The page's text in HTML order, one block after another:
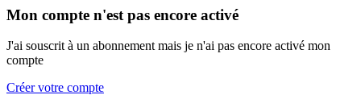
Mon compte n'est pas encore activé
J'ai souscrit à un abonnement mais je n'ai pas encore activé mon
compte
Créer votre compte